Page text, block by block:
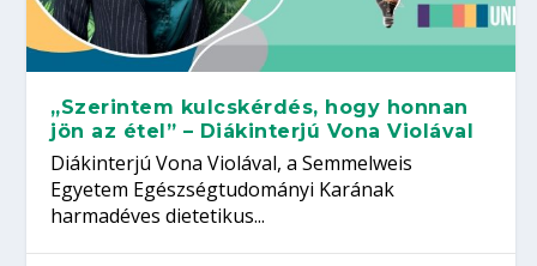
„Szerintem kulcskérdés, hogy honnan
jön az étel” – Diákinterjú Vona Violával
Diákinterjú Vona Violával, a Semmelweis
Egyetem Egészségtudományi Karának
harmadéves dietetikus...